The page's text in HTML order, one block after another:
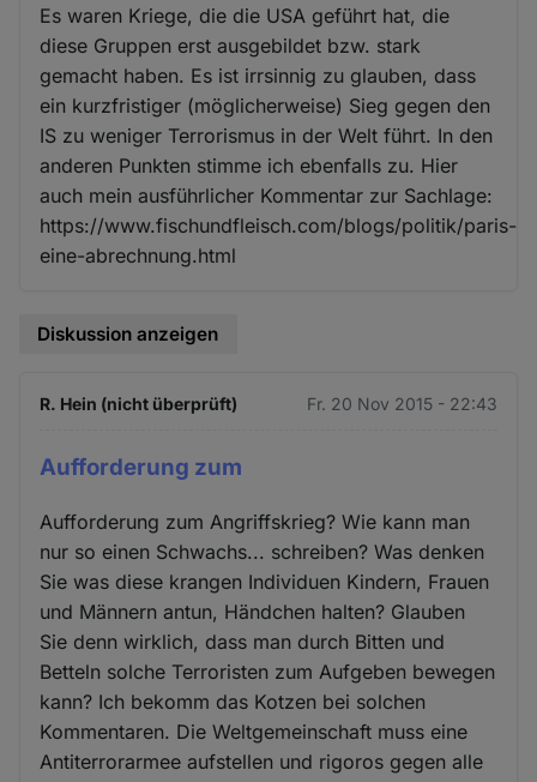
Es waren Kriege, die die USA geführt hat, die
diese Gruppen erst ausgebildet bzw. stark
gemacht haben. Es ist irrsinnig zu glauben, dass
ein kurzfristiger (möglicherweise) Sieg gegen den
IS zu weniger Terrorismus in der Welt führt. In den
anderen Punkten stimme ich ebenfalls zu. Hier
auch mein ausführlicher Kommentar zur Sachlage:
https://www.fischundfleisch.com/blogs/politik/paris-
eine-abrechnung.html
Diskussion anzeigen
R. Hein (nicht überprüft) Fr. 20 Nov 2015 - 22:43
Aufforderung zum
Aufforderung zum Angriffskrieg? Wie kann man
nur so einen Schwachs... schreiben? Was denken
Sie was diese krangen Individuen Kindern, Frauen
und Männern antun, Händchen halten? Glauben
Sie denn wirklich, dass man durch Bitten und
Betteln solche Terroristen zum Aufgeben bewegen
kann? Ich bekomm das Kotzen bei solchen
Kommentaren. Die Weltgemeinschaft muss eine
Antiterrorarmee aufstellen und rigoros gegen alle